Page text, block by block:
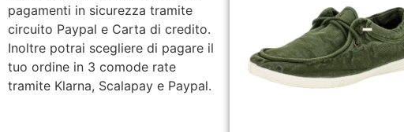
pagamenti in sicurezza tramite
circuito Paypal e Carta di credito.
Inoltre potrai scegliere di pagare il
tuo ordine in 3 comode rate
tramite Klarna, Scalapay e Paypal.